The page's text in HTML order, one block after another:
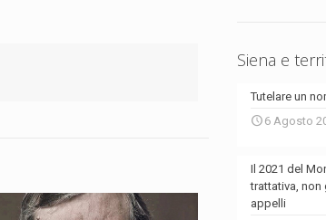
Siena e
Tutelare un
6 Agosto
Il 2021 del
trattativa, non
appelli